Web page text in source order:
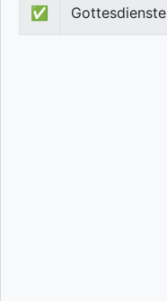
✅ Gottesdienste